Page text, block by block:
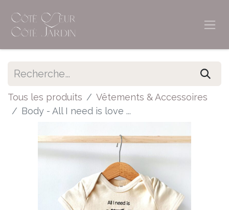
Tous les produits
Vêtements & Accessoires
Body - All I need is love ...